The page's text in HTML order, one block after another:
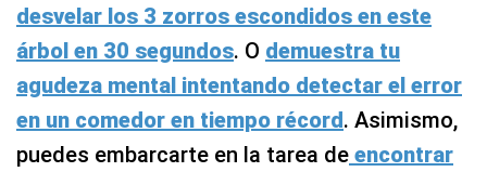
desvelar los 3 zorros escondidos en este
árbol en 30 segundos. O demuestra tu
agudeza mental intentando detectar el error
en un comedor en tiempo récord. Asimismo,
puedes embarcarte en la tarea de encontrar